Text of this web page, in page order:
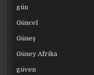
gün
Güncel
Güneş
Güney Afrika
güven